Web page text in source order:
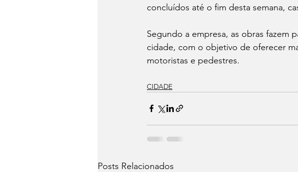
concluídos até o fim desta semana,
Segundo a empresa, as obras fazem
cidade, com o objetivo de oferecer
motoristas e pedestres.
CIDADE
Posts Relacionados